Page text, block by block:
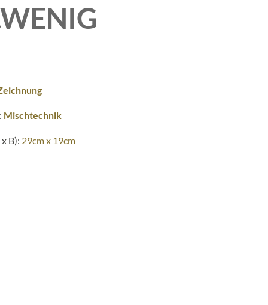
Mischtechnik
B): 29cm x 19cm